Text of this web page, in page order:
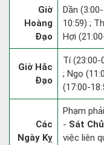
Giờ
Hoàng
Đạo
Dần
10:59) ;
Hợi
Giờ Hắc
Đạo
Tí (23:00-
; Ngọ
(17:00-
Các
Ngày Kỵ
Phạm
- Sát
việc liên